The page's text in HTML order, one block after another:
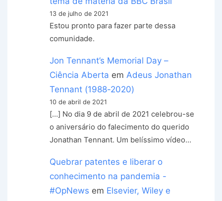
13 de julho de 2021
Estou pronto para fazer parte dessa
comunidade.
Jon Tennant’s Memorial Day –
Ciência Aberta emAdeus Jonathan
Tennant (1988-2020)
10 de abril de 2021
[…] No dia 9 de abril de 2021 celebrou-se
o aniversário do falecimento do querido
Jonathan Tennant. Um belíssimo vídeo…
Quebrar patentes e liberar o
conhecimento na pandemia -
#OpNews em Elsevier, Wiley e